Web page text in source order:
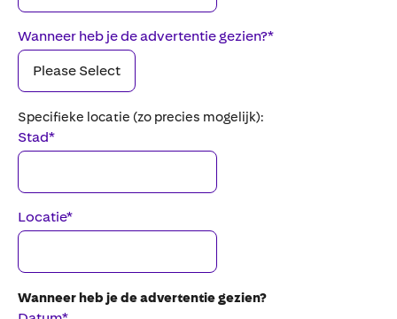
Wanneer heb je de advertentie gezien?*
Specifieke locatie (zo precies mogelijk):
Stad*
Locatie*
Wanneer heb je de advertentie gezien?